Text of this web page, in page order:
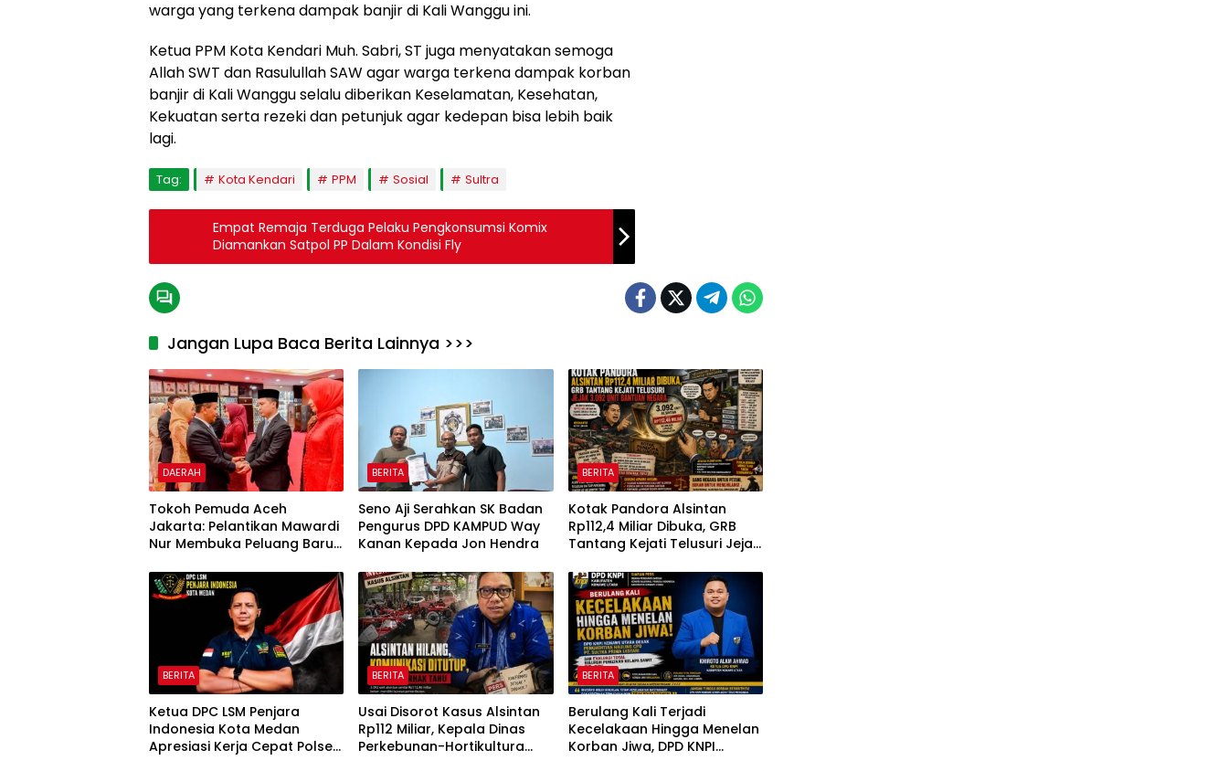
warga yang terkena dampak banjir di Kali Wanggu ini.
Ketua PPM Kota Kendari Muh. Sabri, ST juga menyatakan semoga
Allah SWT dan Rasulullah SAW agar warga terkena dampak korban
banjir di Kali Wanggu selalu diberikan Keselamatan, Kesehatan,
Kekuatan serta rezeki dan petunjuk agar kedepan bisa lebih baik
lagi.
Tag: Kota Kendari PPM Sosial Sultra
Empat Remaja Terduga Pelaku Pengkonsumsi Komix
Diamankan Satpol PP Dalam Kondisi Fly
Jangan Lupa Baca Berita Lainnya >>>
DAERAH
Tokoh Pemuda Aceh
Jakarta: Pelantikan Mawardi
Nur Membuka Peluang Baru
BERITA
Seno Aji Serahkan SK Badan
Pengurus DPD KAMPUD Way
Kanan Kepada Jon Hendra
BERITA
Kotak Pandora Alsintan
Rp112,4 Miliar Dibuka, GRB
Tantang Kejati Telusuri Jejak
BERITA
Ketua DPC LSM Penjara
Indonesia Kota Medan
Apresiasi Kerja Cepat Polsek
BERITA
Usai Disorot Kasus Alsintan
Rp112 Miliar, Kepala Dinas
Perkebunan-Hortikultura
BERITA
Berulang Kali Terjadi
Kecelakaan Hingga Menelan
Korban Jiwa, DPD KNPI